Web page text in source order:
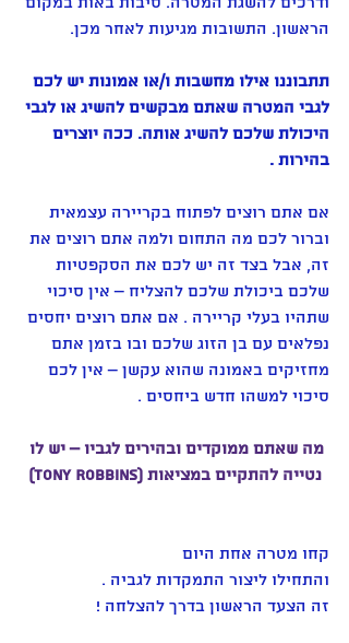
הראשון. התשובות מגיעות לאחר מכן.
תתבוננו אילו מחשבות ו/או אמונות יש לכם
לגבי המטרה שאתם מבקשים להשיג או לגבי
היכולת שלכם להשיג אותה. ככה יוצרים
בהירות .
אם אתם רוצים לפתוח בקריירה עצמאית
וברור לכם מה התחום ולמה אתם רוצים את
זה, אבל בצד זה יש לכם את הסקפטיות
שלכם ביכולת שלכם להצליח – אין סיכוי
שתהיו בעלי קריירה . אם אתם רוצים יחסים
נפלאים עם בן הזוג שלכם ובו בזמן אתם
מחזיקים באמונה שהוא עקשן – אין לכם
סיכוי למשהו חדש ביחסים .
מה שאתם ממוקדים ובהירים לגביו – יש לו
נטייה להתקיים במציאות (Tony Robbins)
קחו מטרה אחת היום
והתחילו ליצור התמקדות לגביה .
זה הצעד הראשון בדרך להצלחה !